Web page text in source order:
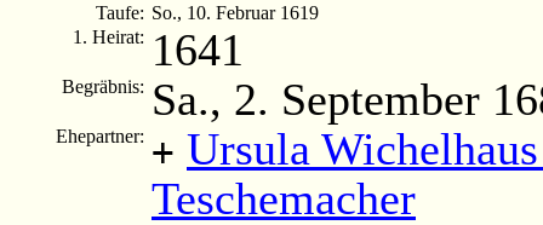
Taufe: So., 10. Februar 1619
1. Heirat: 1641
Begräbnis: Sa., 2. September
Ehepartner: + Ursula
Teschemacher